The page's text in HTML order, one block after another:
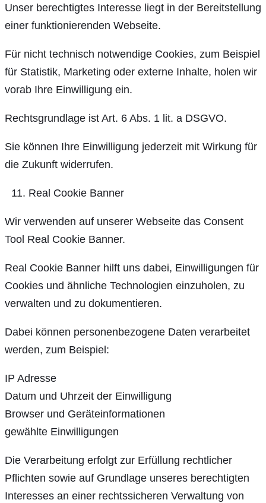
Unser berechtigtes Interesse liegt in der Bereitstellung
einer funktionierenden Webseite.
Für nicht technisch notwendige Cookies, zum Beispiel
für Statistik, Marketing oder externe Inhalte, holen wir
vorab Ihre Einwilligung ein.
Rechtsgrundlage ist Art. 6 Abs. 1 lit. a DSGVO.
Sie können Ihre Einwilligung jederzeit mit Wirkung für
die Zukunft widerrufen.
Real Cookie Banner
Wir verwenden auf unserer Webseite das Consent
Tool Real Cookie Banner.
Real Cookie Banner hilft uns dabei, Einwilligungen für
Cookies und ähnliche Technologien einzuholen, zu
verwalten und zu dokumentieren.
Dabei können personenbezogene Daten verarbeitet
werden, zum Beispiel:
IP Adresse
Datum und Uhrzeit der Einwilligung
Browser und Geräteinformationen
gewählte Einwilligungen
Die Verarbeitung erfolgt zur Erfüllung rechtlicher
Pflichten sowie auf Grundlage unseres berechtigten
Interesses an einer rechtssicheren Verwaltung von